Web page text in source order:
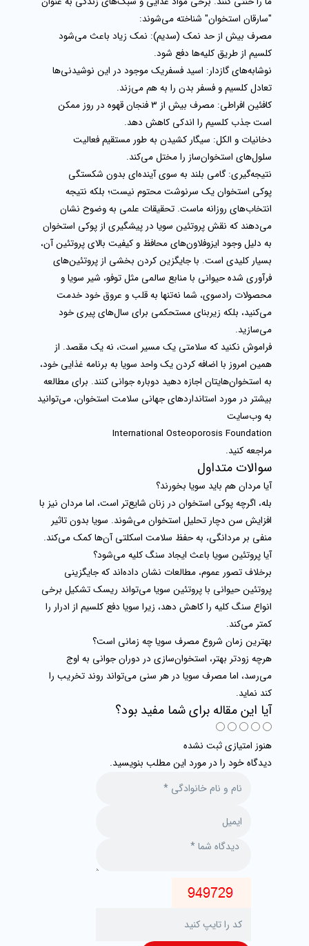
"سارقان استخوان" شناخته می‌شوند:
مصرف بیش از حد نمک (سدیم): نمک زیاد باعث می‌شود
کلسیم از طریق کلیه‌ها دفع شود.
نوشابه‌های گازدار: اسید فسفریک موجود در این نوشیدنی‌ها
تعادل کلسیم و فسفر بدن را به هم می‌زند.
کافئین افراطی:
مصرف بیش از ۳ فنجان قهوه در روز ممکن
است جذب کلسیم را اندکی کاهش دهد.
دخانیات و الکل: سیگار کشیدن به طور مستقیم فعالیت
سلول‌های استخوان‌ساز را مختل می‌کند.
نتیجه‌گیری: گامی بلند به سوی آینده‌ای بدون شکستگی
پوکی استخوان یک سرنوشت محتوم نیست؛ بلکه نتیجه
انتخاب‌های روزانه ماست. تحقیقات علمی به وضوح نشان
می‌دهند که نقش پروتئین سویا در پیشگیری از پوکی استخوان
به دلیل وجود ایزوفلاون‌های محافظ و کیفیت بالای پروتئین آن،
بسیار کلیدی است. با جایگزین کردن بخشی از پروتئین‌های
فرآوری شده حیوانی با منابع سالمی مثل توفو، شیر سویا و
محصولات رادسوی، شما نه‌تنها به قلب و عروق خود خدمت
می‌کنید، بلکه زیربنای مستحکمی برای سال‌های پیری خود
می‌سازید.
فراموش نکنید که سلامتی یک مسیر است، نه یک مقصد. از
همین امروز با اضافه کردن یک واحد سویا به برنامه غذایی خود،
به استخوان‌هایتان اجازه دهید دوباره جوانی کنند. برای مطالعه
بیشتر در مورد استانداردهای جهانی سلامت استخوان، می‌توانید
به وب‌سایت
International Osteoporosis Foundation
مراجعه کنید.
سوالات متداول
آیا مردان هم باید سویا بخورند؟
بله، اگرچه پوکی استخوان در زنان شایع‌تر است، اما مردان نیز با
افزایش سن دچار تحلیل استخوان می‌شوند. سویا بدون تاثیر
منفی بر مردانگی، به حفظ سلامت اسکلتی آن‌ها کمک می‌کند.
آیا پروتئین سویا باعث ایجاد سنگ کلیه می‌شود؟
برخلاف تصور عموم، مطالعات نشان داده‌اند که جایگزینی
پروتئین حیوانی باپروتئین سویامی‌تواند ریسک تشکیل برخی
انواع سنگ کلیه را کاهش دهد، زیرا سویا دفع کلسیم از ادرار را
کمتر می‌کند.
بهترین زمان شروع مصرف سویا چه زمانی است؟
هرچه زودتر بهتر، استخوان‌سازی در دوران جوانی به اوج
می‌رسد، اما مصرف سویا در هر سنی می‌تواند روند تخریب را
کند نماید.
آیا این مقاله برای شما مفید بود؟
هنوز امتیازی ثبت نشده
دیدگاه خود را در مورد این مطلب بنویسید.